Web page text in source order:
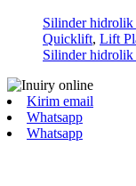
Silinder hidrolik
Quicklift, Lift
Silinder
Kirim email
Whatsapp
Whatsapp